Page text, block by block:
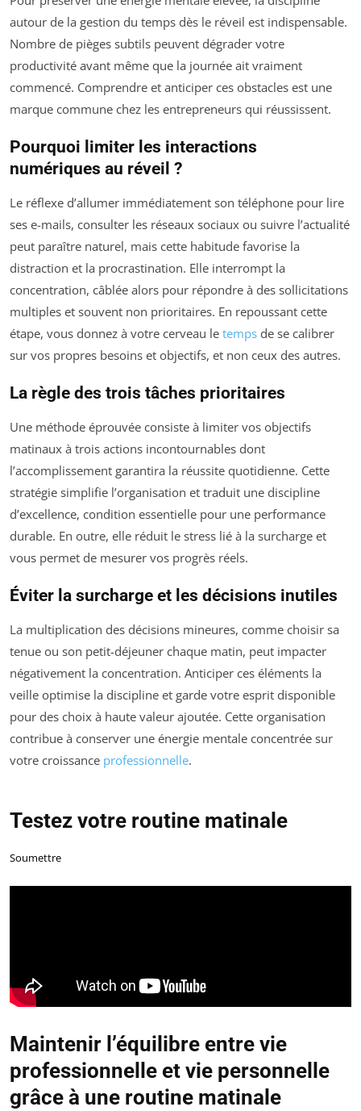
autour de la gestion du temps dès le réveil est indispensable.
Nombre de pièges subtils peuvent dégrader votre
productivité avant même que la journée ait vraiment
commencé. Comprendre et anticiper ces obstacles est une
marque commune chez les entrepreneurs qui réussissent.
Pourquoi limiter les interactions
numériques au réveil ?
Le réflexe d’allumer immédiatement son téléphone pour lire
ses e-mails, consulter les réseaux sociaux ou suivre l’actualité
peut paraître naturel, mais cette habitude favorise la
distraction et la procrastination. Elle interrompt la
concentration, câblée alors pour répondre à des sollicitations
multiples et souvent non prioritaires. En repoussant cette
étape, vous donnez à votre cerveau le temps de se calibrer
sur vos propres besoins et objectifs, et non ceux des autres.
La règle des trois tâches prioritaires
Une méthode éprouvée consiste à limiter vos objectifs
matinaux à trois actions incontournables dont
l’accomplissement garantira la réussite quotidienne. Cette
stratégie simplifie l’organisation et traduit une discipline
d’excellence, condition essentielle pour une performance
durable. En outre, elle réduit le stress lié à la surcharge et
vous permet de mesurer vos progrès réels.
Éviter la surcharge et les décisions inutiles
La multiplication des décisions mineures, comme choisir sa
tenue ou son petit-déjeuner chaque matin, peut impacter
négativement la concentration. Anticiper ces éléments la
veille optimise la discipline et garde votre esprit disponible
pour des choix à haute valeur ajoutée. Cette organisation
contribue à conserver une énergie mentale concentrée sur
votre croissance professionnelle.
Testez votre routine matinale
Soumettre
Maintenir l’équilibre entre vie
professionnelle et vie personnelle
grâce à une routine matinale